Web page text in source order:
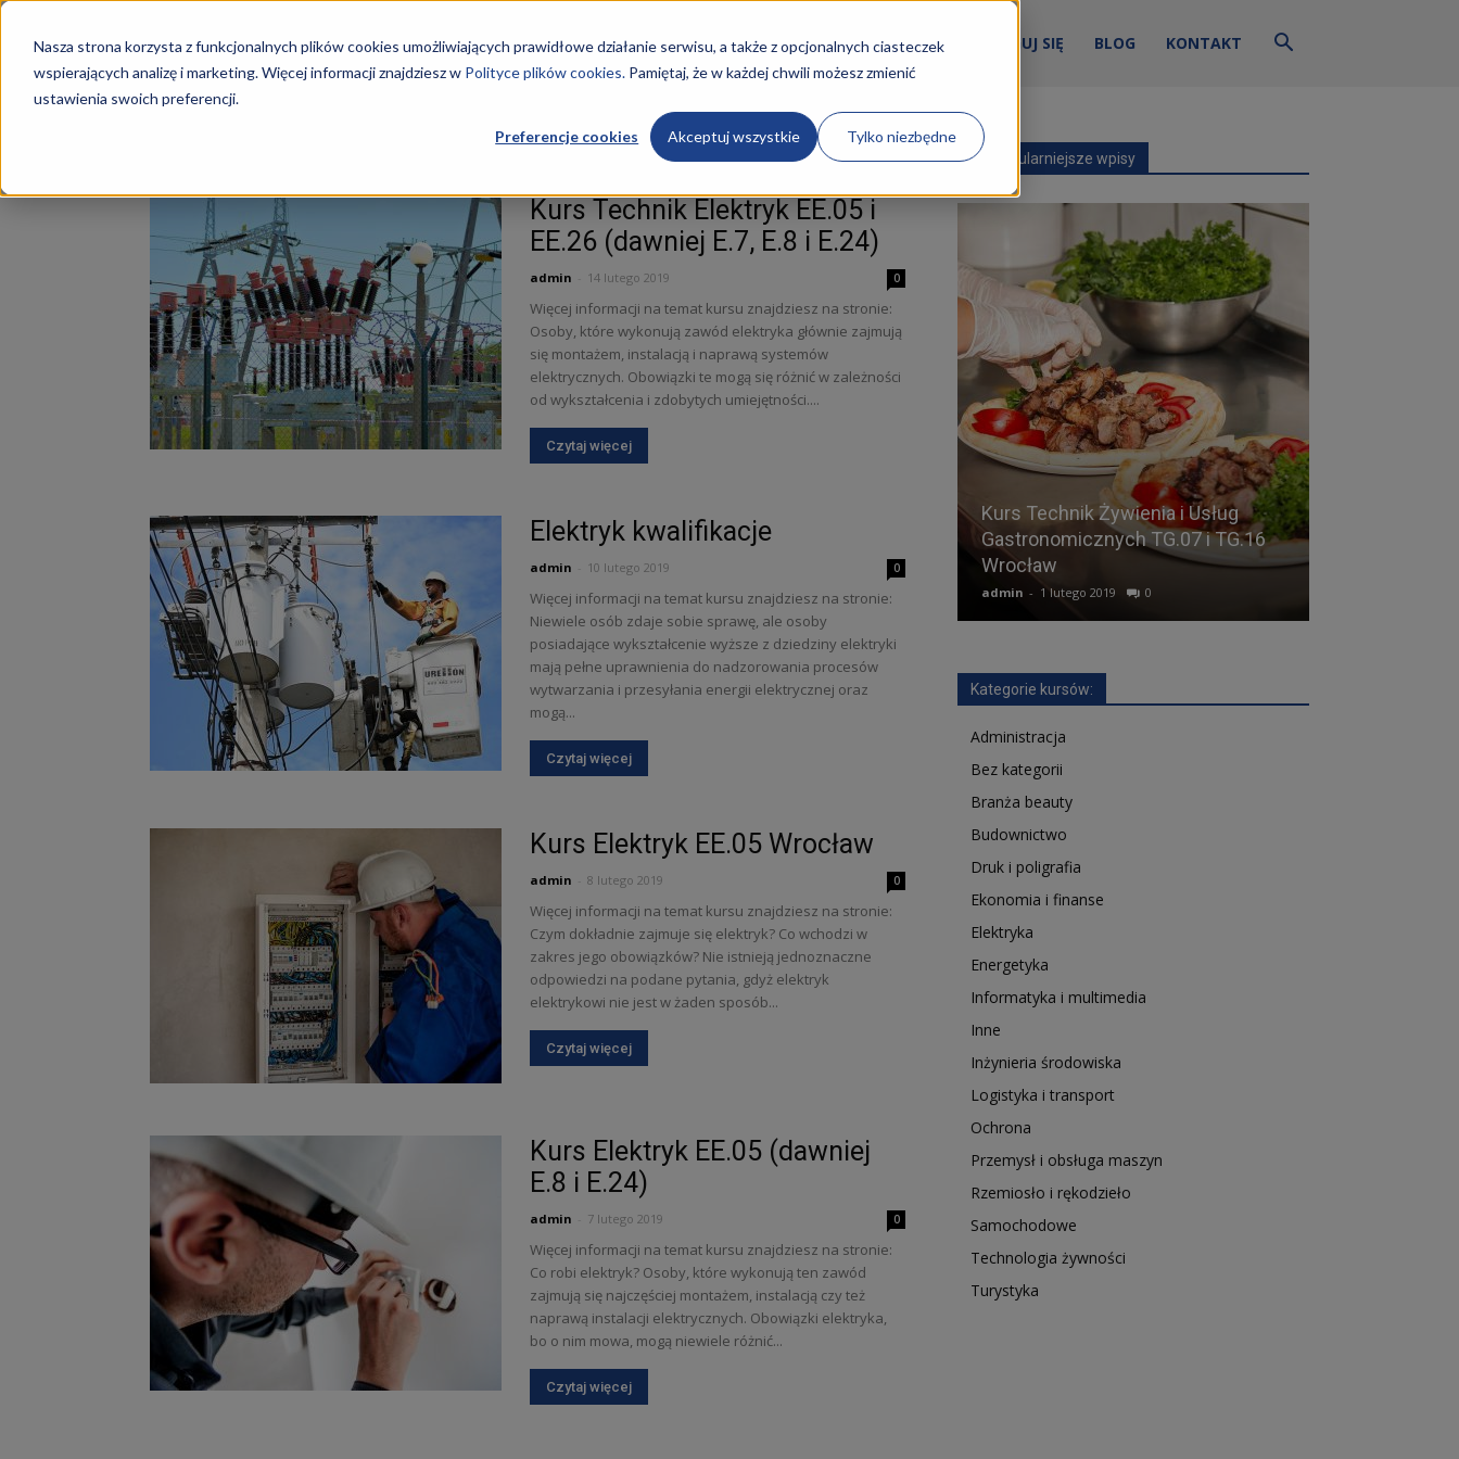
Nasza strona korzysta z funkcjonalnych plików cookies umożliwiających prawidłowe działanie serwisu, a także z opcjonalnych ciasteczek
wspierających analizę i marketing. Więcej informacji znajdziesz w Polityce plików cookies.Pamiętaj, że w każdej chwili możesz zmienić
ustawienia swoich preferencji.
Preferencje cookies Akceptuj wszystkie Tylko niezbędne
Szkoły
Aktualności
STRONA GŁÓWNA KURSY O NAS REKRUTACJA ZALOGUJ SIĘ BLOG KONTAKT
Kurs Technik Elektryk EE.05 i
EE.26 (dawniej E.7, E.8 i E.24)
admin 14 lutego 2019 0
Więcej informacji na temat kursu znajdziesz na stronie:
Osoby, które wykonują zawód elektryka głównie zajmują
się montażem, instalacją i naprawą systemów
elektrycznych. Obowiązki te mogą się różnić w zależności
od wykształcenia i zdobytych umiejętności....
Czytaj więcej
Elektryk kwalifikacje
admin 10 lutego 2019 0
Więcej informacji na temat kursu znajdziesz na stronie:
Niewiele osób zdaje sobie sprawę, ale osoby
posiadające wykształcenie wyższe z dziedziny elektryki
mają pełne uprawnienia do nadzorowania procesów
wytwarzania i przesyłania energii elektrycznej oraz
mogą...
Czytaj więcej
Kurs Elektryk EE.05 Wrocław
admin 8 lutego 2019 0
Więcej informacji na temat kursu znajdziesz na stronie:
Czym dokładnie zajmuje się elektryk? Co wchodzi w
zakres jego obowiązków? Nie istnieją jednoznaczne
odpowiedzi na podane pytania, gdyż elektryk
elektrykowi nie jest w żaden sposób...
Czytaj więcej
Kurs Elektryk EE.05 (dawniej
E.8 i E.24)
admin 7 lutego 2019 0
Więcej informacji na temat kursu znajdziesz na stronie:
Co robi elektryk? Osoby, które wykonują ten zawód
zajmują się najczęściej montażem, instalacją czy też
naprawą instalacji elektrycznych. Obowiązki elektryka,
bo o nim mowa, mogą niewiele różnić...
Czytaj więcej
Najpopularniejsze wpisy
Kurs Technik Żywienia i Usług
Gastronomicznych TG.07 i TG.16
Wrocław
admin - 1 lutego 2019 0
Kategorie kursów:
Administracja
Bez kategorii
Branża beauty
Budownictwo
Druk i poligrafia
Ekonomia i finanse
Elektryka
Energetyka
Informatyka i multimedia
Inne
Inżynieria środowiska
Logistyka i transport
Ochrona
Przemysł i obsługa maszyn
Rzemiosło i rękodzieło
Samochodowe
Technologia żywności
Turystyka